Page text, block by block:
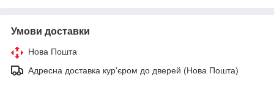
Умови доставки
Нова Пошта
Адресна доставка кур'єром до дверей (Нова Пошта)